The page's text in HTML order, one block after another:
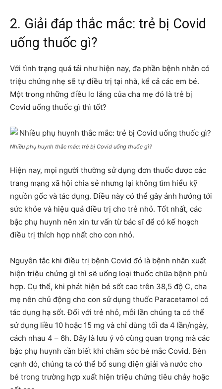
2. Giải đáp thắc mắc: trẻ bị Covid
uống thuốc gì?
Với tình trạng quá tải như hiện nay, đa phần bệnh nhân có
triệu chứng nhẹ sẽ tự điều trị tại nhà, kể cả các em bé.
Một trong những điều lo lắng của cha mẹ đó là trẻ bị
Covid uống thuốc gì thì tốt?
Nhiều phụ huynh thắc mắc: trẻ bị Covid uống thuốc gì?
Hiện nay, mọi người thường sử dụng đơn thuốc được các
trang mạng xã hội chia sẻ nhưng lại không tìm hiểu kỹ
nguồn gốc và tác dụng. Điều này có thể gây ảnh hưởng tới
sức khỏe và hiệu quả điều trị cho trẻ nhỏ. Tốt nhất, các
bậc phụ huynh nên xin tư vấn từ bác sĩ để có kế hoạch
điều trị thích hợp nhất cho con nhỏ.
Nguyên tắc khi điều trị bệnh Covid đó là bệnh nhân xuất
hiện triệu chứng gì thì sẽ uống loại thuốc chữa bệnh phù
hợp. Cụ thể, khi phát hiện bé sốt cao trên 38,5 độ C, cha
mẹ nên chủ động cho con sử dụng thuốc Paracetamol có
tác dụng hạ sốt. Đối với trẻ nhỏ, mỗi lần chúng ta có thể
sử dụng liều 10 hoặc 15 mg và chỉ dùng tối đa 4 lần/ngày,
cách nhau 4 – 6h. Đây là lưu ý vô cùng quan trọng mà các
bậc phụ huynh cần biết khi chăm sóc bé mắc Covid. Bên
cạnh đó, chúng ta có thể bổ sung điện giải và nước cho
bé trong trường hợp xuất hiện triệu chứng tiêu chảy hoặc